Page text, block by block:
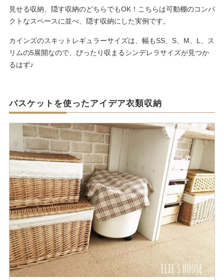
見せる収納、隠す収納のどちらでもOK！こちらは可動棚のコンパ
クトなスペースに並べ、隠す収納にした実例です。
カインズのスキットレギュラーサイズは、幅もSS、S、M、L、ス
リムの5展開なので、ぴったり収まるシンデレラサイズが見つか
るはず♪
バスケットを使ったアイデア衣類収納